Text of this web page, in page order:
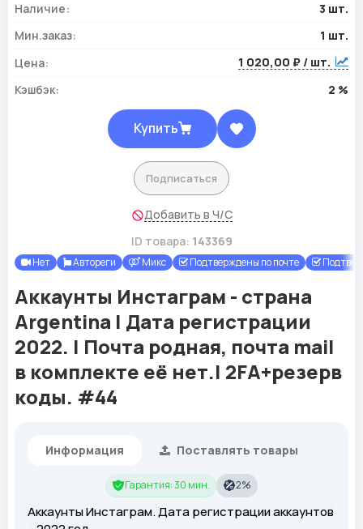
Наличие:
3 шт.
Мин.заказ:
1 шт.
Цена:
1 020,00 ₽ / шт.
Кэшбэк:
2 %
Купить
Подписаться
Добавить в Ч/С
ID товара: 143369
Нет Автореги Микс Подтверждены по почте
Аккаунты Инстаграм - страна
Argentina | Дата регистрации
2022. | Почта родная, почта mail
в комплекте её нет.| 2FA+резерв
коды. #44
Информация Поставлять товары
Гарантия: 30 мин. 2%
Аккаунты Инстаграм. Дата регистрации аккаунтов